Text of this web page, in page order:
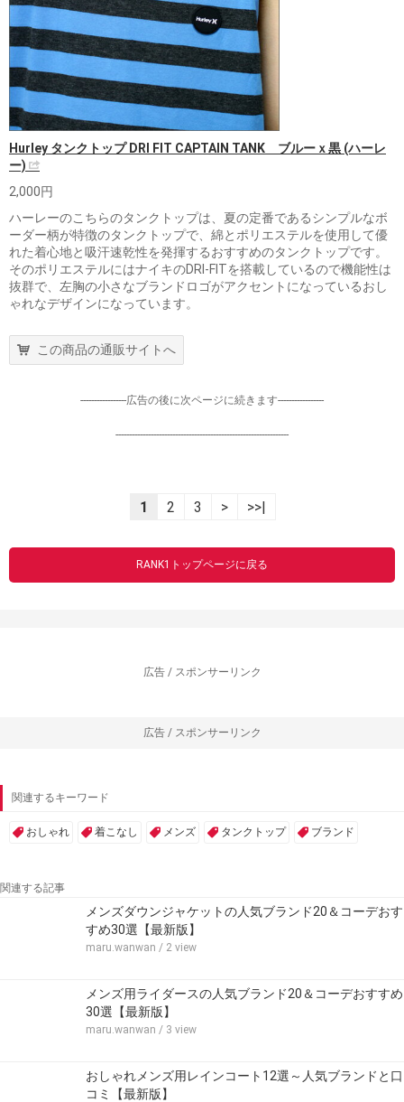
Hurley タンクトップ DRI FIT CAPTAIN TANK ブルーｘ黒 (ハーレ
ー)
2,000円
ハーレーのこちらのタンクトップは、夏の定番であるシンプルなボ
ーダー柄が特徴のタンクトップで、綿とポリエステルを使用して優
れた着心地と吸汗速乾性を発揮するおすすめのタンクトップです。
そのポリエステルにはナイキのDRI-FITを搭載しているので機能性は
抜群で、左胸の小さなブランドロゴがアクセントになっているおし
ゃれなデザインになっています。
この商品の通販サイトへ
-----------------広告の後に次ページに続きます-----------------
----------------------------------------------------------------
1 2 3 > >>|
RANK1トップページに戻る
広告 / スポンサーリンク
広告 / スポンサーリンク
関連するキーワード
おしゃれ 着こなし メンズ タンクトップ ブランド
関連する記事
メンズダウンジャケットの人気ブランド20＆コーデおす
すめ30選【最新版】
maru.wanwan / 2 view
メンズ用ライダースの人気ブランド20＆コーデおすすめ
30選【最新版】
maru.wanwan / 3 view
おしゃれメンズ用レインコート12選～人気ブランドと口
コミ【最新版】